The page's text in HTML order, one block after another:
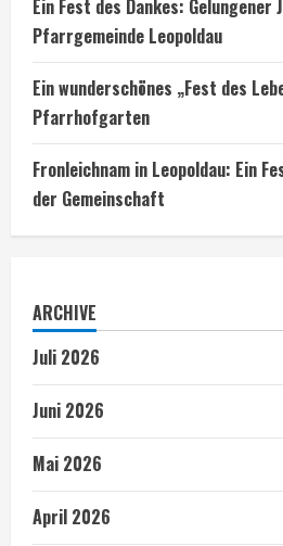
Ein Fest des Dankes:
Pfarrgemeinde Leopoldau
Ein wunderschönes „Fest des
Pfarrhofgarten
Fronleichnam in Leopoldau: Ein
der Gemeinschaft
ARCHIVE
Juli 2026
Juni 2026
Mai 2026
April 2026